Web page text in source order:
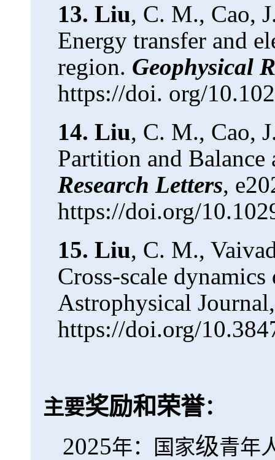
13. Liu, C. M., Cao,
Energy transfer and
region. Geophysical
https://doi. org/
14. Liu, C. M., Cao,
Partition and
Research Letters,
https://doi.org/
15. Liu, C. M.,
Cross-scale
Astrophysical
https://doi.org/
主要奖励和荣誉：
2025年：国家级青年